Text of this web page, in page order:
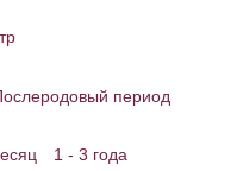
период
1 - 3 года